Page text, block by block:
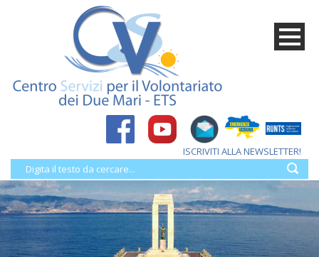
ISCRIVITI ALLA NEWSLETTER!